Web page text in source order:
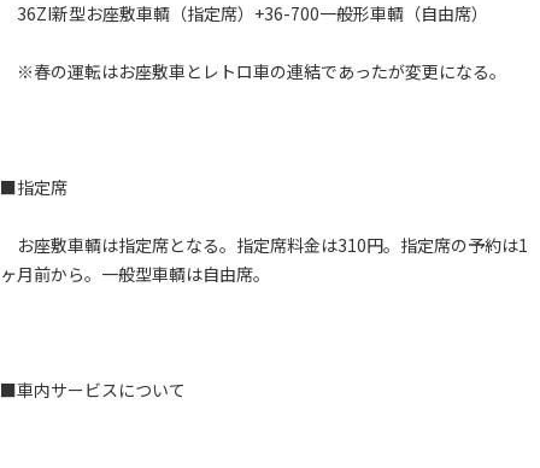
36ZI新型お座敷車輌（指定席）+36-700一般形車輌（自由席）
※春の運転はお座敷車とレトロ車の連結であったが変更になる。
■指定席
お座敷車輌は指定席となる。指定席料金は310円。指定席の予約は1
ヶ月前から。一般型車輌は自由席。
■車内サービスについて